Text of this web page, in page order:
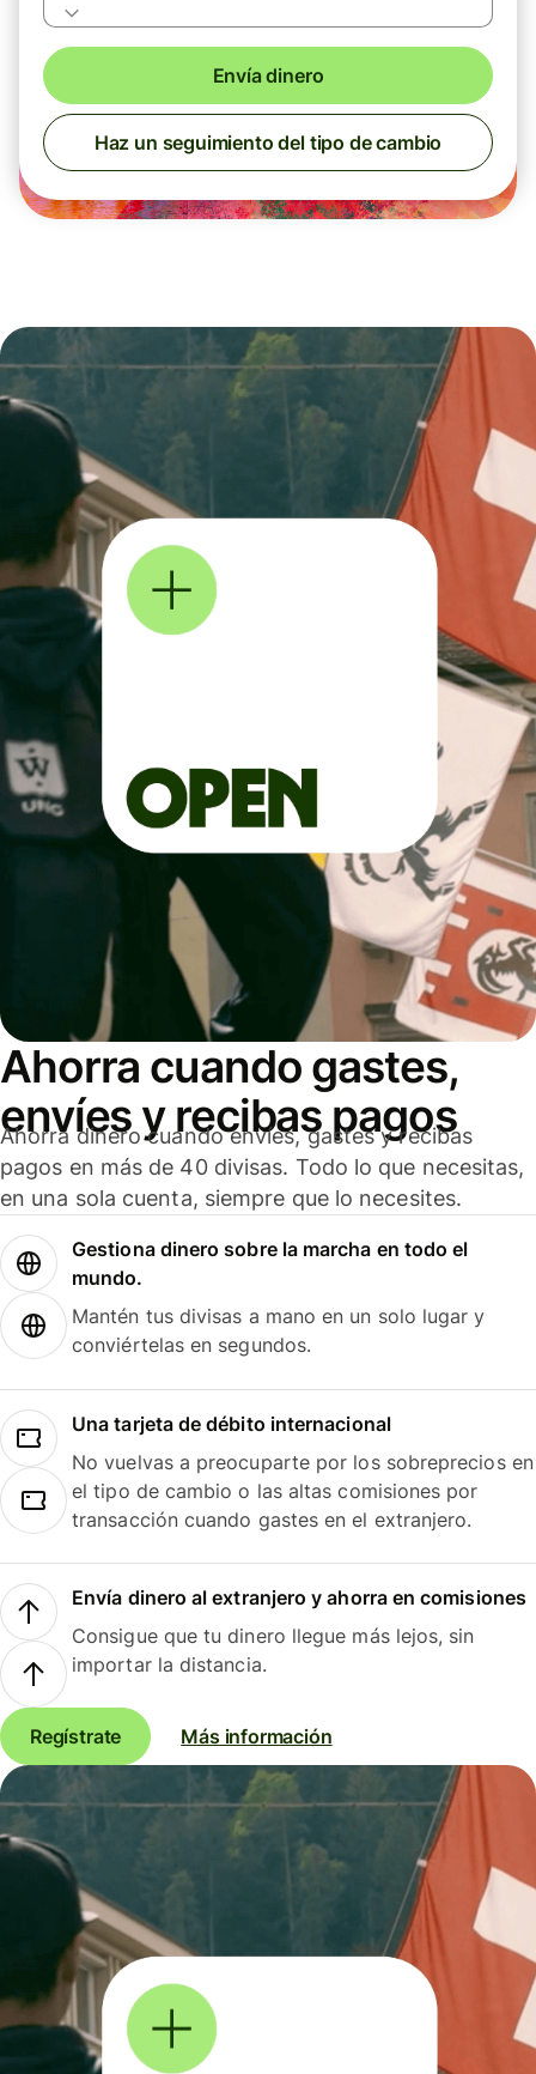
Envía dinero
Haz un seguimiento del tipo de cambio
Ahorra cuando gastes,
envíes y recibas pagos
Ahorra dinero cuando envíes, gastes y recibas
pagos en más de 40 divisas. Todo lo que necesitas,
en una sola cuenta, siempre que lo necesites.
Gestiona dinero sobre la marcha en todo el
mundo.
Mantén tus divisas a mano en un solo lugar y
conviértelas en segundos.
Una tarjeta de débito internacional
No vuelvas a preocuparte por los sobreprecios en
el tipo de cambio o las altas comisiones por
transacción cuando gastes en el extranjero.
Envía dinero al extranjero y ahorra en comisiones
Consigue que tu dinero llegue más lejos, sin
importar la distancia.
Regístrate Más información